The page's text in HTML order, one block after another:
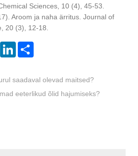
Sciences, 10 (4), 45-53.
Aroom ja naha ärritus. Journal of
20 (3), 12-18.
PinterestLinkedIn
saadaval olevad maitsed?
eeterlikud õlid hajumiseks?